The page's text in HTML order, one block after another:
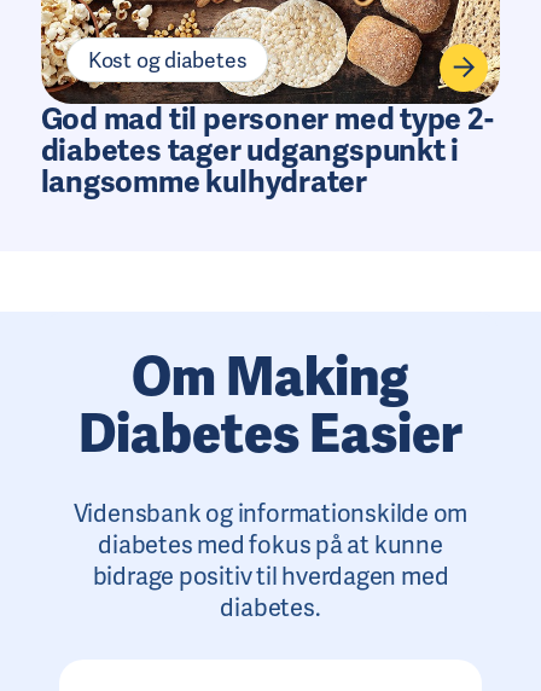
Kost og diabetes
God mad til personer med type 2-
diabetes tager udgangspunkt i
langsomme kulhydrater
Om Making
Diabetes Easier
Vidensbank og informationskilde om
diabetes med fokus på at kunne
bidrage positiv til hverdagen med
diabetes.